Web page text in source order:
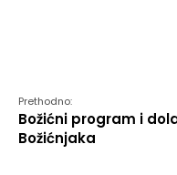
Prethodno:
Božićni program i
Božićnjaka